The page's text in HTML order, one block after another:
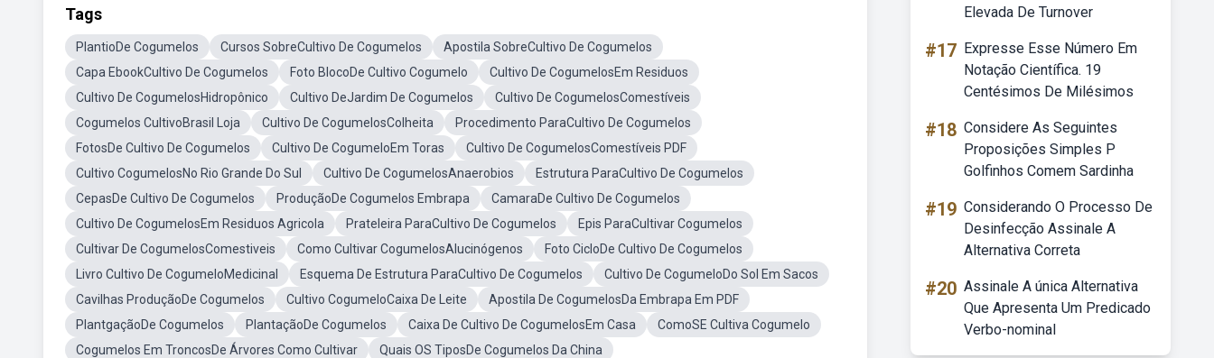
Tags
PlantioDe Cogumelos Cursos SobreCultivo De Cogumelos
Apostila SobreCultivo De Cogumelos
Capa EbookCultivo De Cogumelos
Foto BlocoDe Cultivo Cogumelo
Cultivo De CogumelosEm Residuos
Cultivo De CogumelosHidropônico
Cultivo DeJardim De Cogumelos
Cultivo De CogumelosComestíveis
Cogumelos CultivoBrasil Loja
Cultivo De CogumelosColheita
Procedimento ParaCultivo De Cogumelos
FotosDe Cultivo De Cogumelos
Cultivo De CogumeloEm Toras
Cultivo De CogumelosComestíveis PDF
Cultivo CogumelosNo Rio Grande Do Sul
Cultivo De CogumelosAnaerobios
Estrutura ParaCultivo De Cogumelos
CepasDe Cultivo De Cogumelos
ProduçãoDe Cogumelos Embrapa
CamaraDe Cultivo De Cogumelos
Cultivo De CogumelosEm Residuos Agricola
Prateleira ParaCultivo De Cogumelos
Epis ParaCultivar Cogumelos
Cultivar De CogumelosComestiveis
Como Cultivar CogumelosAlucinógenos
Foto CicloDe Cultivo De Cogumelos
Livro Cultivo De CogumeloMedicinal
Esquema De Estrutura ParaCultivo De Cogumelos
Cultivo De CogumeloDo Sol Em Sacos
Cavilhas ProduçãoDe Cogumelos
Cultivo CogumeloCaixa De Leite
Apostila De CogumelosDa Embrapa Em PDF
PlantgaçãoDe Cogumelos
PlantaçãoDe Cogumelos Caixa De Cultivo De CogumelosEm Casa
ComoSE Cultiva Cogumelo
Cogumelos Em TroncosDe Árvores Como Cultivar
Quais OS TiposDe Cogumelos Da China
Elevada De Turnover
#17 Expresse Esse Número Em
Notação Científica. 19
Centésimos De Milésimos
#18 Considere As Seguintes
Proposições Simples P
Golfinhos Comem Sardinha
#19 Considerando O Processo De
Desinfecção Assinale A
Alternativa Correta
#20 Assinale A única Alternativa
Que Apresenta Um Predicado
Verbo-nominal